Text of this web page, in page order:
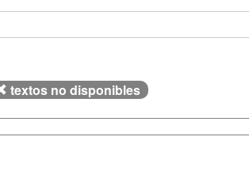
textos no disponibles